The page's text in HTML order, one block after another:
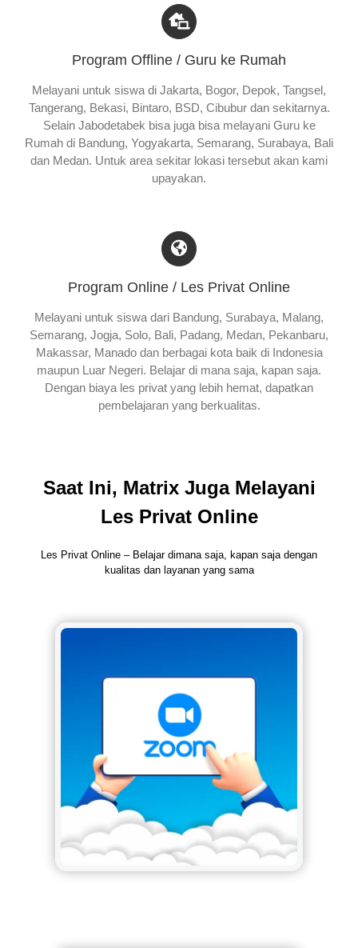
Program Offline / Guru ke Rumah
Melayani untuk siswa di Jakarta, Bogor, Depok, Tangsel,
Tangerang, Bekasi, Bintaro, BSD, Cibubur dan sekitarnya.
Selain Jabodetabek bisa juga bisa melayani Guru ke
Rumah di Bandung, Yogyakarta, Semarang, Surabaya, Bali
dan Medan. Untuk area sekitar lokasi tersebut akan kami
upayakan.
Program Online / Les Privat Online
Melayani untuk siswa dari Bandung, Surabaya, Malang,
Semarang, Jogja, Solo, Bali, Padang, Medan, Pekanbaru,
Makassar, Manado dan berbagai kota baik di Indonesia
maupun Luar Negeri. Belajar di mana saja, kapan saja.
Dengan biaya les privat yang lebih hemat, dapatkan
pembelajaran yang berkualitas.
Saat Ini, Matrix Juga Melayani
Les Privat Online
Les Privat Online – Belajar dimana saja, kapan saja dengan
kualitas dan layanan yang sama